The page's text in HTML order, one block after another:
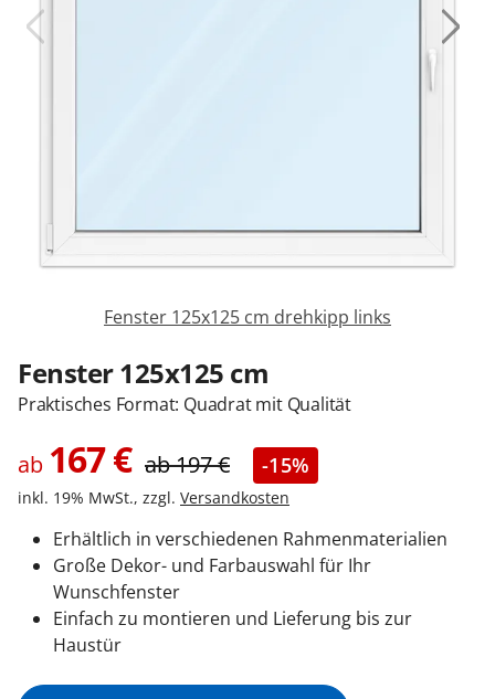
Garagentore
Kontakt / Hilfe
Fenster 125x125 cm drehkipp links
Fenster 125x125 cm
Praktisches Format: Quadrat mit Qualität
ab 167€ ab197€ -15%
inkl. 19% MwSt., zzgl. Versandkosten
Erhältlich in verschiedenen Rahmenmaterialien
Große Dekor- und Farbauswahl für Ihr
Wunschfenster
Einfach zu montieren und Lieferung bis zur
Haustür